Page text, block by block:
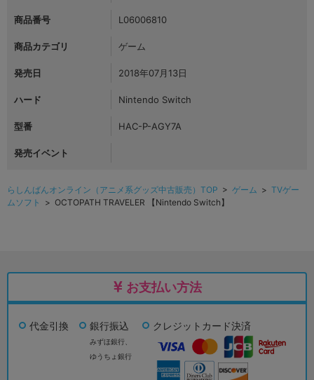
商品番号 L06006810
商品カテゴリ ゲーム
発売日 2018年07月13日
ハード Nintendo Switch
型番 HAC-P-AGY7A
発売イベント
らしんばんオンライン（アニメ系グッズ中古販売）TOP > ゲーム > TVゲー
ムソフト
> OCTOPATH TRAVELER 【Nintendo Switch】
お支払い方法
代金引換 銀行振込
みずほ銀行、
ゆうちょ銀行
クレジットカード決済